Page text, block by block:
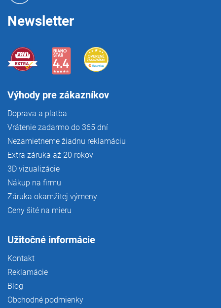
Newsletter
Výhody pre zákazníkov
Doprava a platba
Vrátenie zadarmo do 365 dní
Nezamietneme žiadnu reklamáciu
Extra záruka až 20 rokov
3D vizualizácie
Nákup na firmu
Záruka okamžitej výmeny
Ceny šité na mieru
Užitočné informácie
Kontakt
Reklamácie
Blog
Obchodné podmienky